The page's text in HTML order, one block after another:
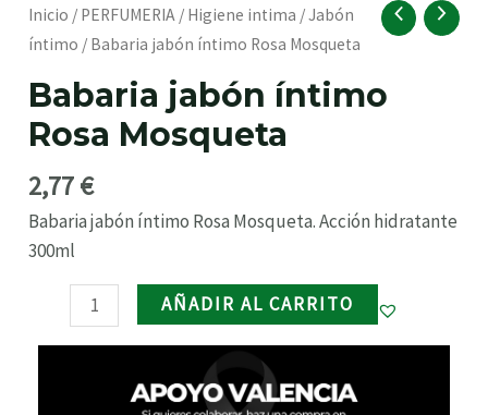
Inicio / PERFUMERIA / Higiene intima /Jabón
íntimo / Babaria jabón íntimo Rosa Mosqueta
Babaria jabón íntimo
Rosa Mosqueta
2,77€
Babaria jabón íntimo Rosa Mosqueta. Acción hidratante
300ml
Babaria
jabón
Rosa
Mosqueta
AÑADIR AL CARRITO